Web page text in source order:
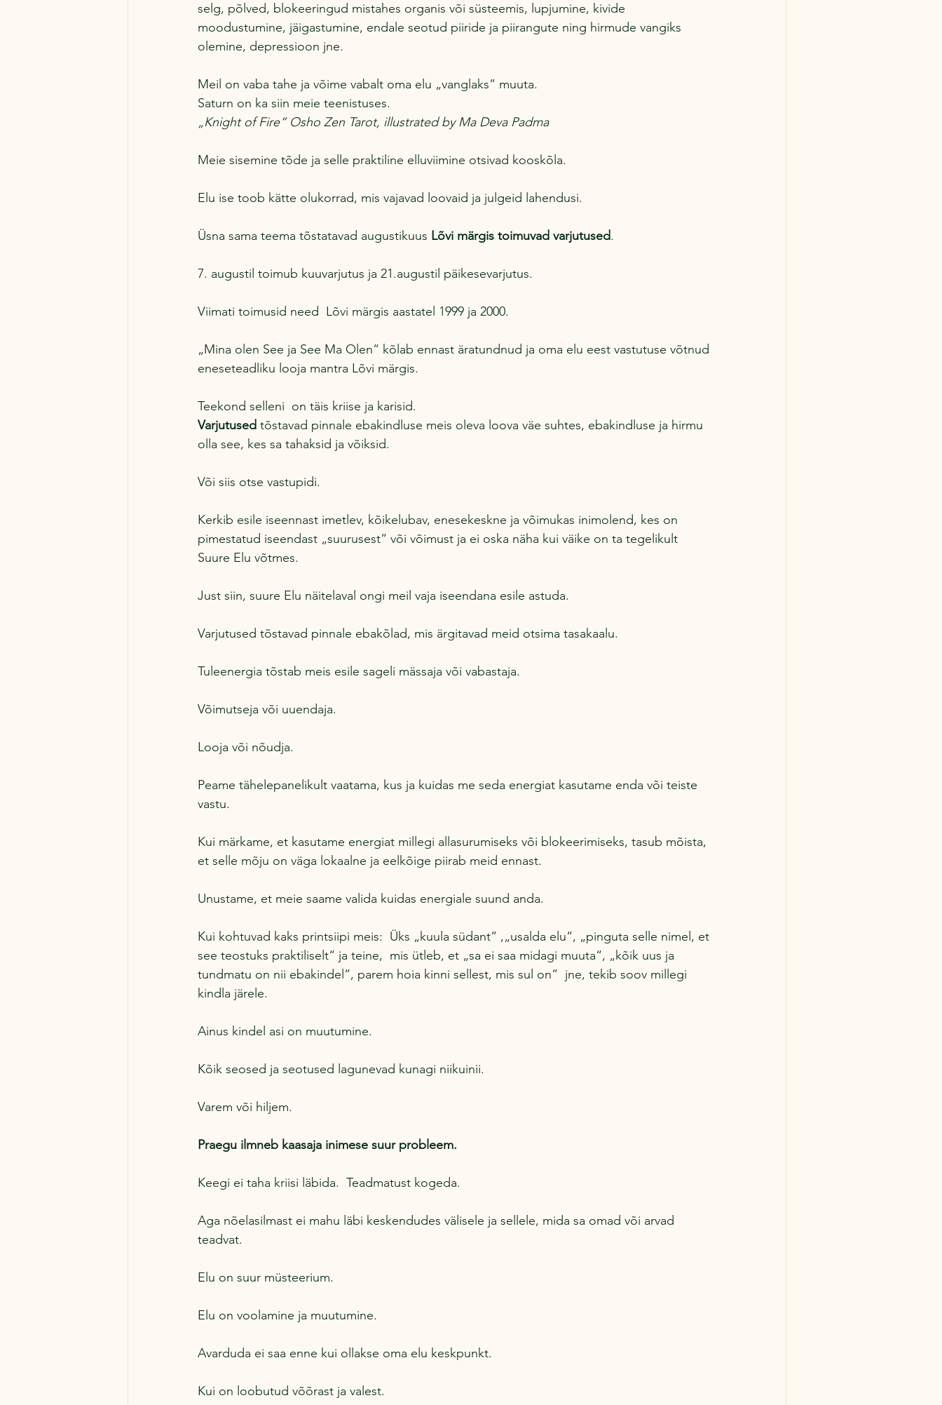
selg, põlved, blokeeringud mistahes organis või süsteemis, lupjumine, kivide
moodustumine, jäigastumine, endale seotud piiride ja piirangute ning hirmude vangiks
olemine, depressioon jne.
Meil on vaba tahe ja võime vabalt oma elu „vanglaks“ muuta.
Saturn on ka siin meie teenistuses.
„Knight of Fire“ Osho Zen Tarot, illustrated by Ma Deva Padma
Meie sisemine tõde ja selle praktiline elluviimine otsivad kooskõla.
Elu ise toob kätte olukorrad, mis vajavad loovaid ja julgeid lahendusi.
Üsna sama teema tõstatavad augustikuus Lõvi märgis toimuvad varjutused.
7. augustil toimub kuuvarjutus ja 21.augustil päikesevarjutus.
Viimati toimusid need  Lõvi märgis aastatel 1999 ja 2000.
„Mina olen See ja See Ma Olen“ kõlab ennast äratundnud ja oma elu eest vastutuse võtnud
eneseteadliku looja mantra Lõvi märgis.
Teekond selleni  on täis kriise ja karisid.
Varjutused tõstavad pinnale ebakindluse meis oleva loova väe suhtes, ebakindluse ja hirmu
olla see, kes sa tahaksid ja võiksid.
Või siis otse vastupidi.
Kerkib esile iseennast imetlev, kõikelubav, enesekeskne ja võimukas inimolend, kes on
pimestatud iseendast „suurusest“ või võimust ja ei oska näha kui väike on ta tegelikult
Suure Elu võtmes.
Just siin, suure Elu näitelaval ongi meil vaja iseendana esile astuda.
Varjutused tõstavad pinnale ebakõlad, mis ärgitavad meid otsima tasakaalu.
Tuleenergia tõstab meis esile sageli mässaja või vabastaja.
Võimutseja või uuendaja.
Looja või nõudja.
Peame tähelepanelikult vaatama, kus ja kuidas me seda energiat kasutame enda või teiste
vastu.
Kui märkame, et kasutame energiat millegi allasurumiseks või blokeerimiseks, tasub mõista,
et selle mõju on väga lokaalne ja eelkõige piirab meid ennast.
Unustame, et meie saame valida kuidas energiale suund anda.
Kui kohtuvad kaks printsiipi meis:  Üks „kuula südant“ ,„usalda elu“, „pinguta selle nimel, et
see teostuks praktiliselt“ ja teine,  mis ütleb, et „sa ei saa midagi muuta“, „kõik uus ja
tundmatu on nii ebakindel“, parem hoia kinni sellest, mis sul on“  jne, tekib soov millegi
kindla järele.
Ainus kindel asi on muutumine.
Kõik seosed ja seotused lagunevad kunagi niikuinii.
Varem või hiljem.
Praegu ilmneb kaasaja inimese suur probleem.
Keegi ei taha kriisi läbida.  Teadmatust kogeda.
Aga nõelasilmast ei mahu läbi keskendudes välisele ja sellele, mida sa omad või arvad
teadvat.
Elu on suur müsteerium.
Elu on voolamine ja muutumine.
Avarduda ei saa enne kui ollakse oma elu keskpunkt.
Kui on loobutud võõrast ja valest.